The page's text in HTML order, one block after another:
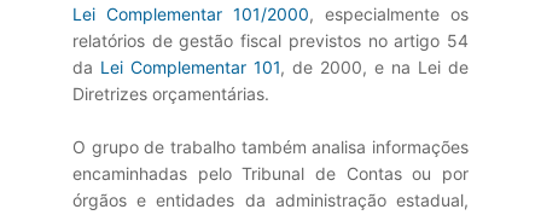
Lei Complementar 101/2000, especialmente os
relatórios de gestão fiscal previstos no artigo 54
da Lei Complementar 101, de 2000, e na Lei de
Diretrizes orçamentárias.
O grupo de trabalho também analisa informações
encaminhadas pelo Tribunal de Contas ou por
órgãos e entidades da administração estadual,